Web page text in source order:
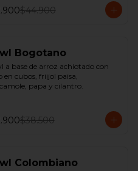
$44.900
Bogotano
a base de arroz achiotado con
en cubos, friijol paisa,
papa y cilantro.
$38.500
Colombiano